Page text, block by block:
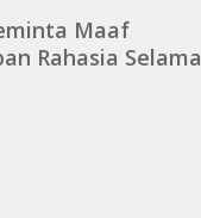
Maaf
Rahasia Selama